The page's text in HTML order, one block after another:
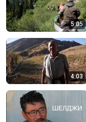
5:05
4:03